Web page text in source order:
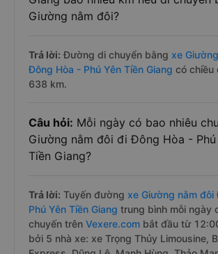
Giường nằm đôi?
Trả lời: Đường di chuyển bằng xe
Đông Hòa - Phú Yên Tiền Giang có chiều
638 km.
Câu hỏi: Mỗi ngày có bao nhiêu
Giường nằm đôi đi Đông Hòa - Phú
Tiền Giang?
Trả lời: Tuyến đường xe Giường nằm đôi
Phú Yên Tiền Giang trung bình mỗi ngày
chuyến trên Vexere.com bắt đầu từ
bởi 5 nhà xe: xe Trọng Thủy Limousine,